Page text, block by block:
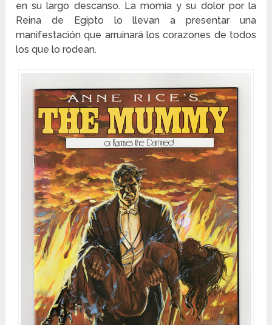
en su largo descanso. La momia y su dolor por la
Reina de Egipto lo llevan a presentar una
manifestación que arruinará los corazones de todos
los que lo rodean.